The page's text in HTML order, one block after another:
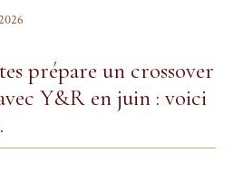
prépare un crossover
Y&R en juin : voici